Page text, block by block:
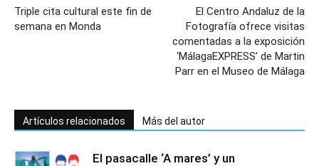
Triple cita cultural este fin de
semana en Monda
El Centro Andaluz de la
Fotografía ofrece visitas
comentadas a la exposición
‘MálagaEXPRESS’ de Martin
Parr en el Museo de Málaga
Artículos relacionados Más del autor
El pasacalle ‘A mares’ y un